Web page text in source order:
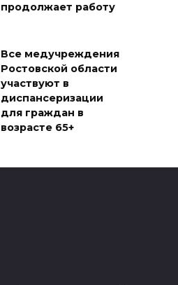
продолжает работу
Все медучреждения
Ростовской области
участвуют в
диспансеризации
для граждан в
возрасте 65+